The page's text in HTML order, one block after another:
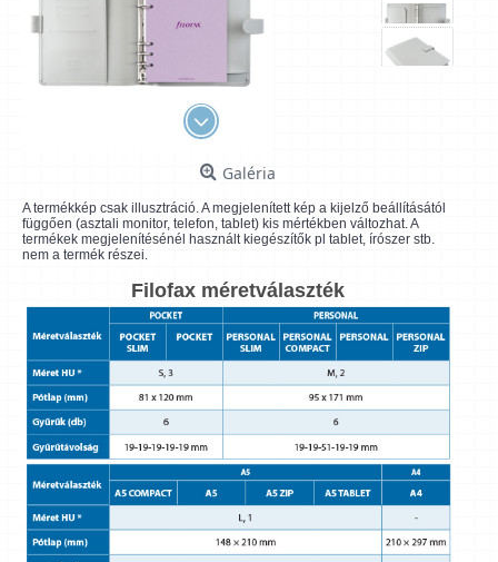
Galéria
A termékkép csak illusztráció. A megjelenített kép a kijelző beállításától
függően (asztali monitor, telefon, tablet) kis mértékben változhat. A
termékek megjelenítésénél használt kiegészítők pl tablet, írószer stb.
nem a termék részei.
Filofax méretválaszték